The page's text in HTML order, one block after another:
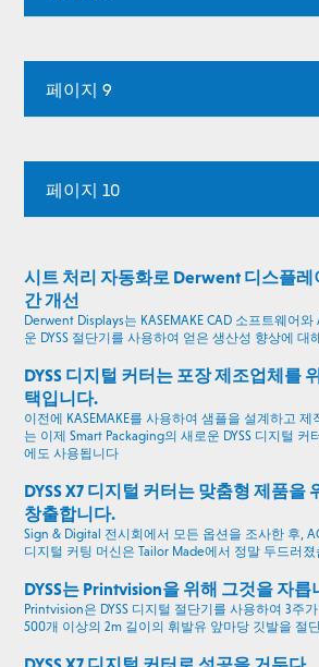
페이지 9
페이지 10
시트 처리 자동화로 Derwent 디스플레
간 개선
Derwent Displays는 KASEMAKE CAD 소프트웨어
운 DYSS 절단기를 사용하여 얻은 생산성 향상에 대
DYSS 디지털 커터는 포장 제조업체를
택입니다.
이전에 KASEMAKE를 사용하여 샘플을 설계하고 제
는 이제 Smart Packaging의 새로운 DYSS 디지털 커
에도 사용됩니다
DYSS X7 디지털 커터는 맞춤형 제품을
창출합니다.
Sign & Digital 전시회에서 모든 옵션을 조사한 후,
디지털 커팅 머신은 Tailor Made에서 정말 두드러
DYSS는 Printvision을 위해 그것을 자릅
Printvision은 DYSS 디지털 절단기를 사용하여 3주
500개 이상의 2m 길이의 휘발유 앞마당 깃발을 절